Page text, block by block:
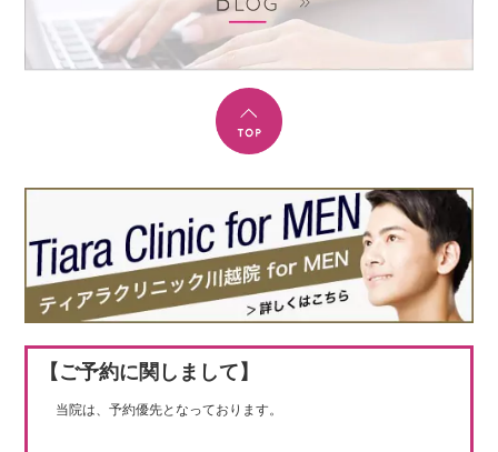
【ご予約に関しまして】
当院は、予約優先となっております。